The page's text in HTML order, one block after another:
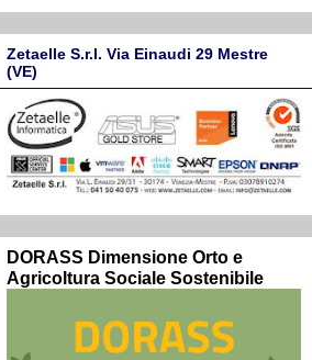
Zetaelle S.r.l. Via Einaudi 29 Mestre
(VE)
DORASS Dimensione Orto e
Agricoltura Sociale Sostenibile